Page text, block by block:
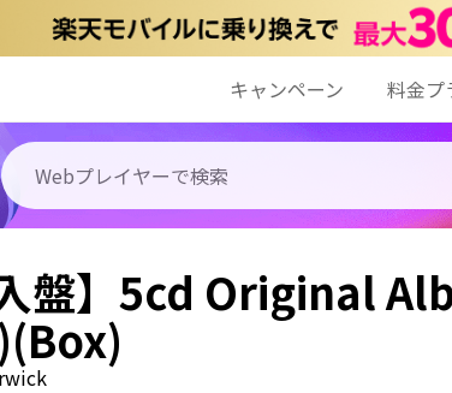
キャンペーン 料金プ
入盤】5cd Original